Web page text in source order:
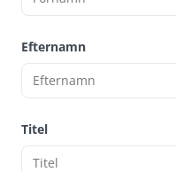
Efternamn
Titel